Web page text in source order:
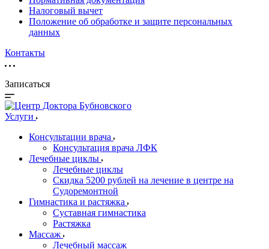
Налоговый вычет
Положение об обработке и защите персональных
данных
Контакты
Записаться
Услуги
Консультации врача
Консультация врача ЛФК
Лечебные циклы
Лечебные циклы
Скидка 5200 рублей на лечение в центре на
Судоремонтной
Гимнастика и растяжка
Суставная гимнастика
Растяжка
Массаж
Лечебный массаж